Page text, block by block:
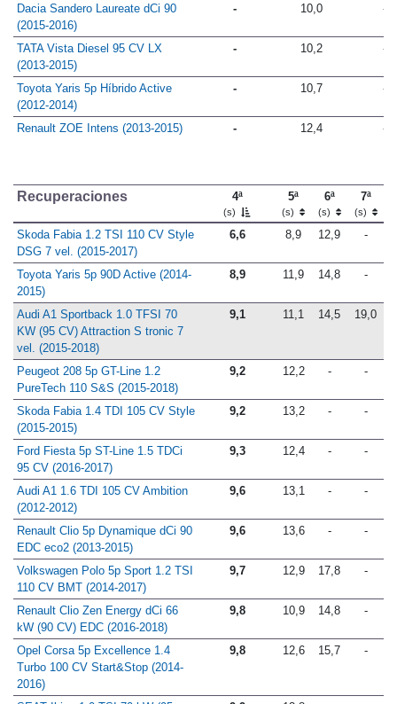
Dacia Sandero Laureate dCi 90
(2015-2016)
- 10,0 -
TATA Vista Diesel 95 CV LX
(2013-2015)
- 10,2 -
Toyota Yaris 5p Híbrido Active
(2012-2014)
- 10,7 -
Renault ZOE Intens (2013-2015) - 12,4 -
Recuperaciones 4ª
(s)
5ª
(s)
6ª
(s)
7ª
(s)
Skoda Fabia 1.2 TSI 110 CV Style
DSG 7 vel. (2015-2017)
6,6 8,9 12,9 -
Toyota Yaris 5p 90D Active (2014-
2015)
8,9 11,9 14,8 -
Audi A1 Sportback 1.0 TFSI 70
KW (95 CV) Attraction S tronic 7
vel. (2015-2018)
9,1 11,1 14,5 19,0
Peugeot 208 5p GT-Line 1.2
PureTech 110 S&S (2015-2018)
9,2 12,2 - -
Skoda Fabia 1.4 TDI 105 CV Style
(2015-2015)
9,2 13,2 - -
Ford Fiesta 5p ST-Line 1.5 TDCi
95 CV (2016-2017)
9,3 12,4 - -
Audi A1 1.6 TDI 105 CV Ambition
(2012-2012)
9,6 13,1 - -
Renault Clio 5p Dynamique dCi 90
EDC eco2 (2013-2015)
9,6 13,6 - -
Volkswagen Polo 5p Sport 1.2 TSI
110 CV BMT (2014-2017)
9,7 12,9 17,8 -
Renault Clio Zen Energy dCi 66
kW (90 CV) EDC (2016-2018)
9,8 10,9 14,8 -
Opel Corsa 5p Excellence 1.4
Turbo 100 CV Start&Stop (2014-
2016)
9,8 12,6 15,7 -